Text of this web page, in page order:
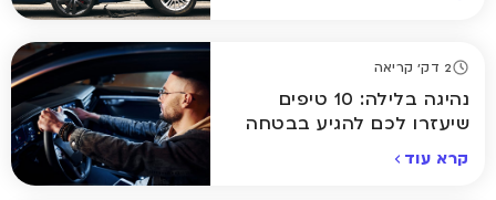
2 דק' קריאה
נהיגה בלילה: 10 טיפים
שיעזרו לכם להגיע בבטחה
קרא עוד